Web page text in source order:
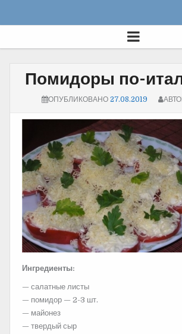
Помидоры по-
ОПУБЛИКОВАНО 27.08.2019
Ингредиенты:
— салатные листы
— помидор — 2-3 шт.
— майонез
— твердый сыр